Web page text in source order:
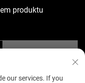
produktu
our services. If you